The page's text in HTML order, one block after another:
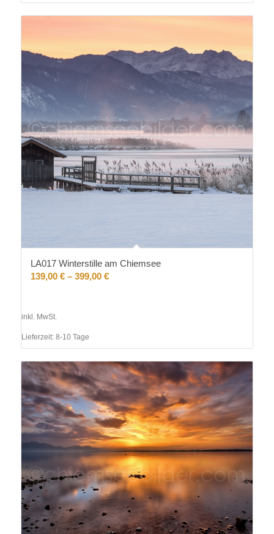
LA017 Winterstille am Chiemsee
139,00 €– 399,00 €
inkl. MwSt.
Lieferzeit: 8-10 Tage